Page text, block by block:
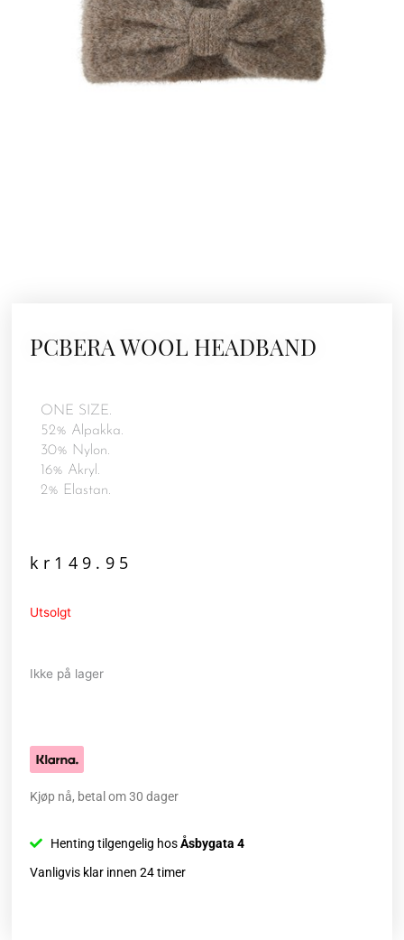
PCBERA WOOL HEADBAND
ONE SIZE.
52% Alpakka.
30% Nylon.
16% Akryl.
2% Elastan.
kr 149.95
Utsolgt
Ikke på lager
Kjøp nå, betal om 30 dager
Henting tilgengelig hosÅsbygata 4
Vanligvis klar innen 24 timer